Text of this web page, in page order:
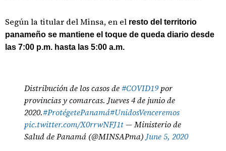
Según la titular del Minsa, en el resto del territorio
panameño se mantiene el toque de queda diario desde
las 7:00 p.m. hasta las 5:00 a.m.
Distribución de los casos de#COVID19por
provincias y comarcas. Jueves 4 de junio de
2020.#ProtégetePanamá#UnidosVenceremos
pic.twitter.com/X0rrwNFJ1t — Ministerio de
Salud de Panamá (@MINSAPma) June 5, 2020